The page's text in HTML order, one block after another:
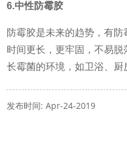
6.中性防霉胶
防霉胶是未来的趋势，有
时间更长，更牢固，不易
长霉菌的环境，如卫浴、厨
发布时间: Apr-24-2019